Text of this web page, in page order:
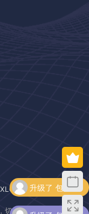
| 版权所有 |
切勿用于商业用途，如
升级了 包月VIP